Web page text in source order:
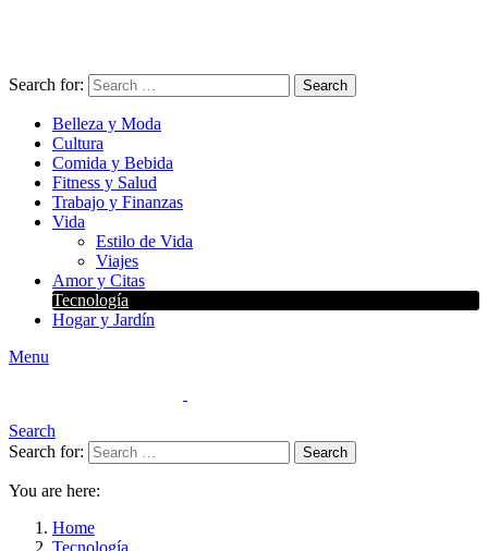
Search for: Search
Belleza y Moda
Cultura
Comida y Bebida
Fitness y Salud
Trabajo y Finanzas
Vida
Estilo de Vida
Viajes
Amor y Citas
Tecnología
Hogar y Jardín
Menu
Search
Search for:
Search
You are here:
Home
Tecnología